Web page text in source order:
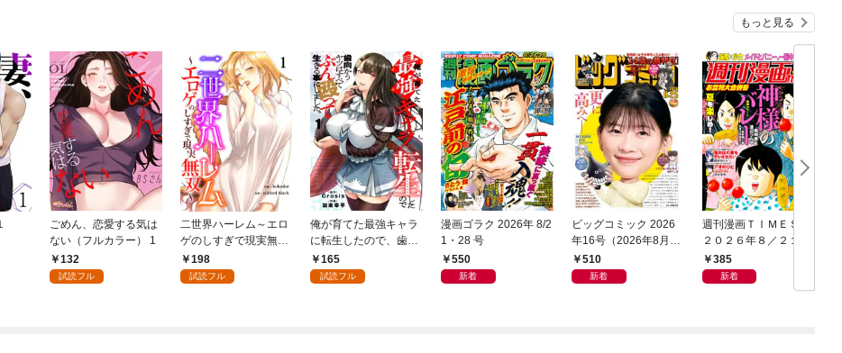
もっと見る
ごめん、恋愛する気は
ない（フルカラー） 1
132
試読フル
二世界ハーレム～エロ
ゲのしすぎで現実無双
～１198
試読フル
俺が育てた最強キャラ
に転生したので、歯向
かうヤツはすべてぶん
殴って生きる事にしま
165
試読フル
漫画ゴラク 2026年 8/2
1・28 号
550
新着
ビッグコミック 2026
年16号（2026年8月7
日発売）
510
新着
週刊漫画ＴＩＭＥＳ
２０２６年８／２１・
２８合併号
385
新着